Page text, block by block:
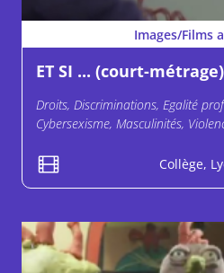
Images/Films
ET SI ... (court-métrage)
Droits, Discriminations, Egalité
Cybersexisme, Masculinités,
Collège,